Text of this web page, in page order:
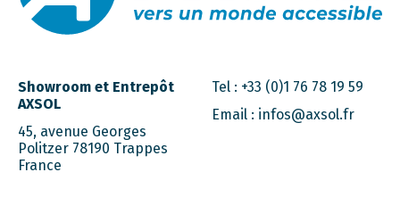
Showroom et Entrepôt
AXSOL
45, avenue Georges
Politzer 78190 Trappes
France
Tel : +33 (0)1 76 78 19 59
Email : infos@axsol.fr